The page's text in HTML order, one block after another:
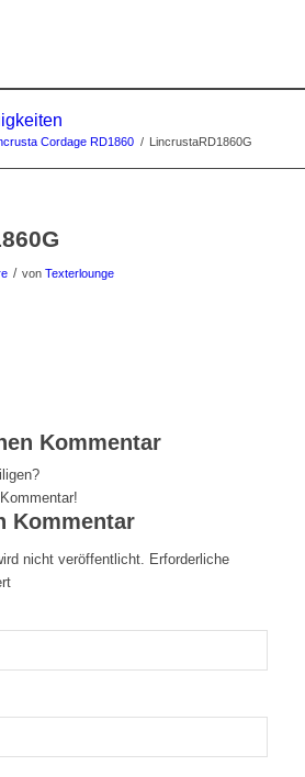
Cordage RD1860 / LincrustaRD1860G
/ von Texterlounge
Kommentar
Kommentar
nicht veröffentlicht. Erforderliche